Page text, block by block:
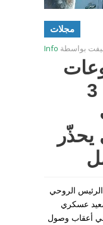
مجلات
بواسطة Info
محلية تفرج عن 3
يحذّر
الروحي
عسكري
أعقاب وصول